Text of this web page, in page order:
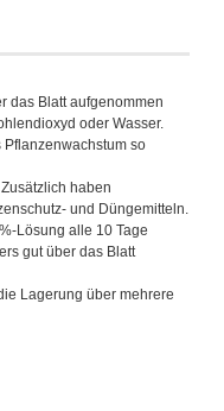
das Blatt aufgenommen
oder Wasser.
so
haben
und Düngemitteln.
Lösung alle 10 Tage
gut über das Blatt
Lagerung über mehrere